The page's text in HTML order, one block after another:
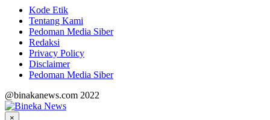
Kode Etik
Tentang Kami
Pedoman Media Siber
Redaksi
Privacy Policy
Disclaimer
Pedoman Media Siber
@binakanews.com 2022
×